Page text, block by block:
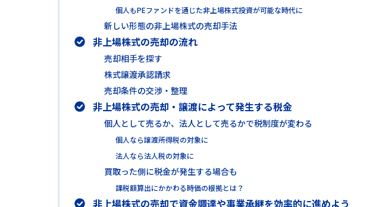
個人もPEファンドを通じた非上場株式投資が可能な時代に
新しい形態の非上場株式の売却手法
非上場株式の売却の流れ
売却相手を探す
株式譲渡承認請求
売却条件の交渉・整理
非上場株式の売却・譲渡によって発生する税金
個人として売るか、法人として売るかで税制度が変わる
個人なら譲渡所得税の対象に
法人なら法人税の対象に
買取った側に税金が発生する場合も
課税額算出にかかわる時価の根拠とは？
非上場株式の売却で資金調達や事業承継を効率的に進めよう